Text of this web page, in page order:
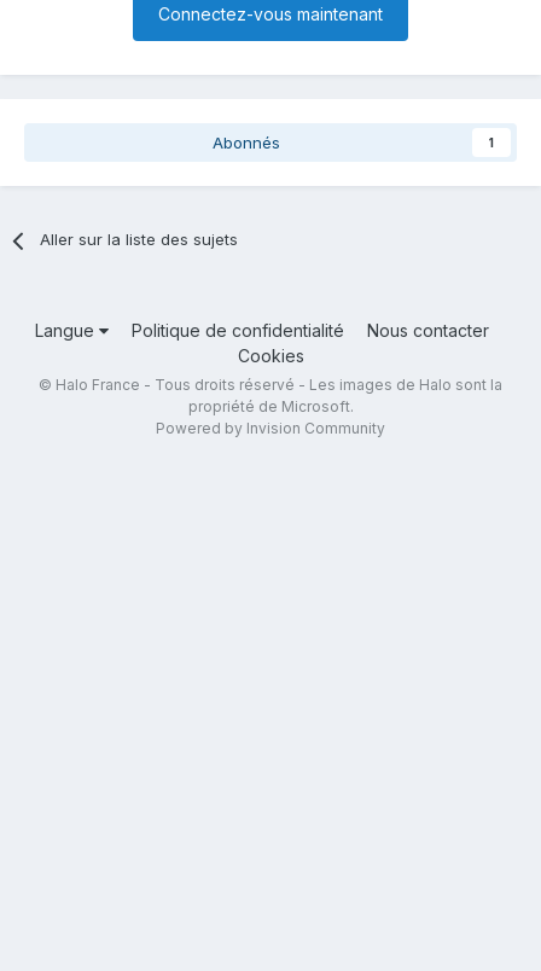
Connectez-vous maintenant
Abonnés 1
Aller sur la liste des sujets
Langue Politique de confidentialité
Nous contacter
Cookies
© Halo France - Tous droits réservé - Les images de Halo sont la
propriété de Microsoft.
Powered by Invision Community